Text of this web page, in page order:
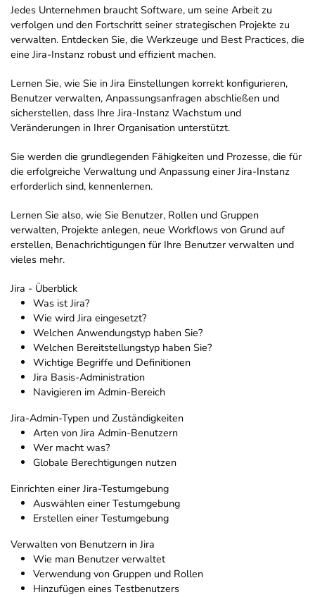
Jedes Unternehmen braucht Software, um seine Arbeit zu
verfolgen und den Fortschritt seiner strategischen Projekte zu
verwalten. Entdecken Sie, die Werkzeuge und Best Practices, die
eine Jira-Instanz robust und effizient machen.
Lernen Sie, wie Sie in Jira Einstellungen korrekt konfigurieren,
Benutzer verwalten, Anpassungsanfragen abschließen und
sicherstellen, dass Ihre Jira-Instanz Wachstum und
Veränderungen in Ihrer Organisation unterstützt.
Sie werden die grundlegenden Fähigkeiten und Prozesse, die für
die erfolgreiche Verwaltung und Anpassung einer Jira-Instanz
erforderlich sind, kennenlernen.
Lernen Sie also, wie Sie Benutzer, Rollen und Gruppen
verwalten, Projekte anlegen, neue Workflows von Grund auf
erstellen, Benachrichtigungen für Ihre Benutzer verwalten und
vieles mehr.
Jira - Überblick
Was ist Jira?
Wie wird Jira eingesetzt?
Welchen Anwendungstyp haben Sie?
Welchen Bereitstellungstyp haben Sie?
Wichtige Begriffe und Definitionen
Jira Basis-Administration
Navigieren im Admin-Bereich
Jira-Admin-Typen und Zuständigkeiten
Arten von Jira Admin-Benutzern
Wer macht was?
Globale Berechtigungen nutzen
Einrichten einer Jira-Testumgebung
Auswählen einer Testumgebung
Erstellen einer Testumgebung
Verwalten von Benutzern in Jira
Wie man Benutzer verwaltet
Verwendung von Gruppen und Rollen
Hinzufügen eines Testbenutzers